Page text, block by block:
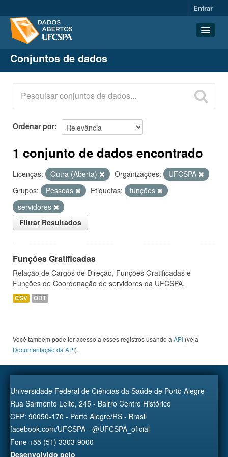
Entrar
Conjuntos de dados
Organizações
Grupos
Sobre
Conjuntos de dados
Ordenar por
1 conjunto de dados encontrado
Licenças: Outra (Aberta) Organizações:
UFCSPA
Grupos:
Pessoas Etiquetas:
funções
servidores
Filtrar Resultados
Funções Gratificadas
Relação de Cargos de Direção, Funções Gratificadas e
Funções de Coordenação de servidores da UFCSPA.
CSV ODT
Você também pode ter acesso a esses registros usando a API (veja
Documentação da API).
Universidade Federal de Ciências da Saúde de Porto Alegre
Rua Sarmento Leite, 245 - Bairro Centro Histórico
CEP: 90050-170 - Porto Alegre/RS - Brasil
facebook.com/UFCSPA - @UFCSPA_oficial
Fone +55 (51) 3303-9000
Desenvolvido pelo